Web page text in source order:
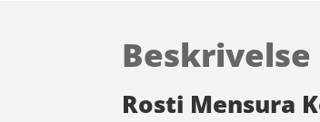
Beskrivelse
Rosti Mensura